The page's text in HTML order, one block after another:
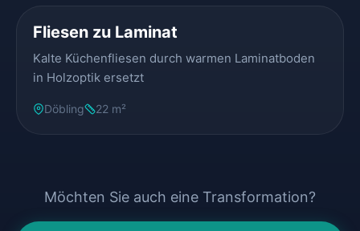
Fliesen zu Laminat
Kalte Küchenfliesen durch warmen Laminatboden
in Holzoptik ersetzt
Döbling 22 m²
Möchten Sie auch eine Transformation?